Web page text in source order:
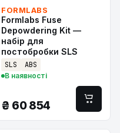
FORMLABS
Formlabs Fuse
Depowdering Kit —
набір для
постобробки SLS
SLS ABS
В наявності
₴ 60 854